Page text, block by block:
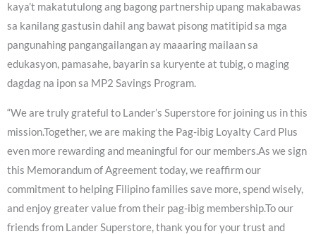
kaya’t makatutulong ang bagong partnership upang makabawas
sa kanilang gastusin dahil ang bawat pisong matitipid sa mga
pangunahing pangangailangan ay maaaring mailaan sa
edukasyon, pamasahe, bayarin sa kuryente at tubig, o maging
dagdag na ipon sa MP2 Savings Program.
“We are truly grateful to Lander’s Superstore for joining us in this
mission.Together, we are making the Pag-ibig Loyalty Card Plus
even more rewarding and meaningful for our members.As we sign
this Memorandum of Agreement today, we reaffirm our
commitment to helping Filipino families save more, spend wisely,
and enjoy greater value from their pag-ibig membership.To our
friends from Lander Superstore, thank you for your trust and